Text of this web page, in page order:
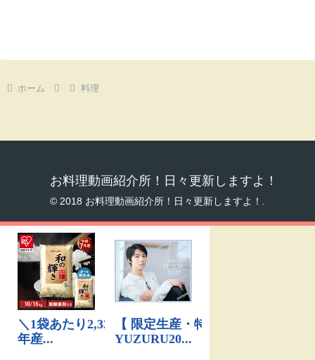
ホーム 料理
お料理動画紹介所！日々更新しますよ！
© 2018 お料理動画紹介所！日々更新しますよ！.